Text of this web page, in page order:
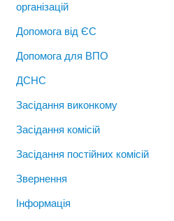
організацій
Допомога від ЄС
Допомога для ВПО
ДСНС
Засідання виконкому
Засідання комісій
Засідання постійних комісій
Звернення
Інформація